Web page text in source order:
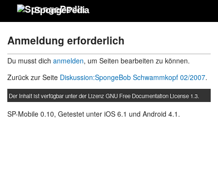
SpongePedia
Anmeldung erforderlich
Du musst dich anmelden, um Seiten bearbeiten zu können.
Zurück zur Seite Diskussion:SpongeBob Schwammkopf 02/2007.
Der Inhalt ist verfügbar unter der LizenzGNU Free Documentation License 1.3
SP-Mobile 0.10, Getestet unter iOS 6.1 und Android 4.1.